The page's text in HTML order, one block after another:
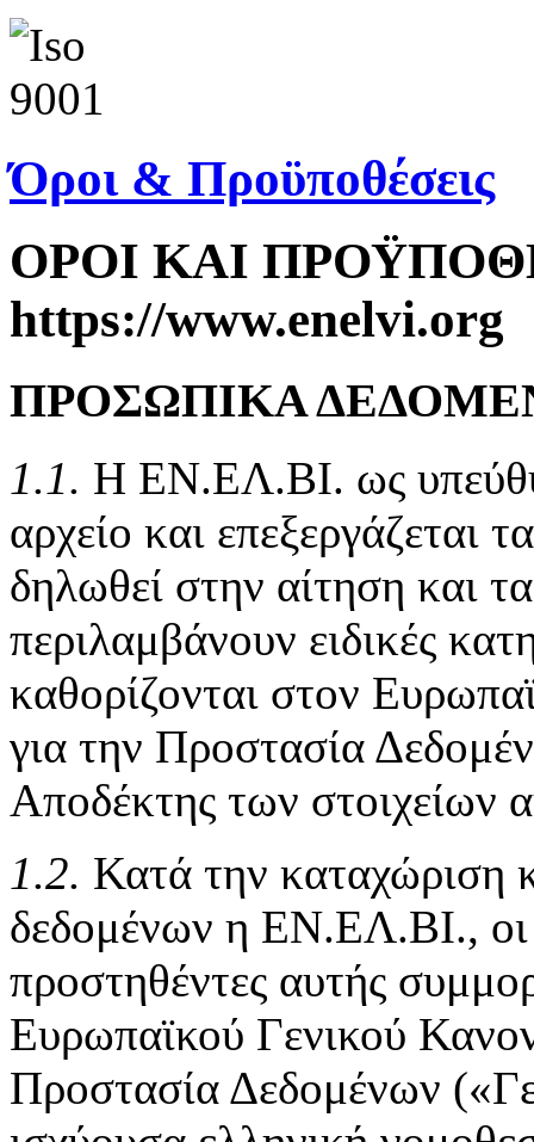
Όροι & Προϋποθέσεις
ΟΡΟΙ ΚΑΙ
https://www.enelvi.org
ΠΡΟΣΩΠΙΚΑ
1.1. Η ΕΝ.ΕΛ.ΒΙ. ως
αρχείο και επεξεργάζεται
δηλωθεί στην αίτηση και
περιλαμβάνουν ειδικές
καθορίζονται στον
για την Προστασία
Αποδέκτης των στοιχείων
1.2. Κατά την καταχώριση
δεδομένων η ΕΝ.ΕΛ.ΒΙ., οι
προστηθέντες αυτής
Ευρωπαϊκού Γενικού
Προστασία Δεδομένων